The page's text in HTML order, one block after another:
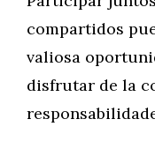
compartidos
valiosa
disfrutar de la